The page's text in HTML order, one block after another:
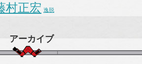
村正宏 逸脱
アーカイブ